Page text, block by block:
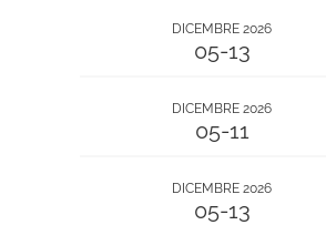
DICEMBRE 2026
05-13
DICEMBRE 2026
05-11
DICEMBRE 2026
05-13